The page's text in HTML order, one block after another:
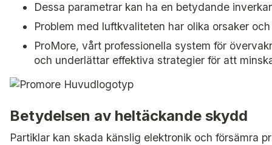
Dessa parametrar kan ha en betydande
Problem med luftkvaliteten har olika orsaker
ProMore, vårt professionella system för
och underlättar effektiva strategier för att
Betydelsen av heltäckande skydd
Partiklar kan skada känslig elektronik och försämra